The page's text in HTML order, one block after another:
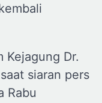
Kejagung Dr.
siaran pers
Rabu